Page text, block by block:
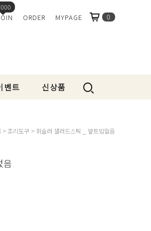
ORDER MYPAGE 0
벤트 신상품
>조리도구 > 휘슬러 샐러드스틱 _ 앞트임없음
음